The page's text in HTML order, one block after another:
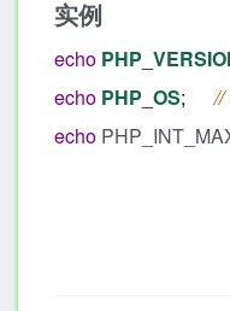
实例
echo
echo PHP_OS;
//
echo